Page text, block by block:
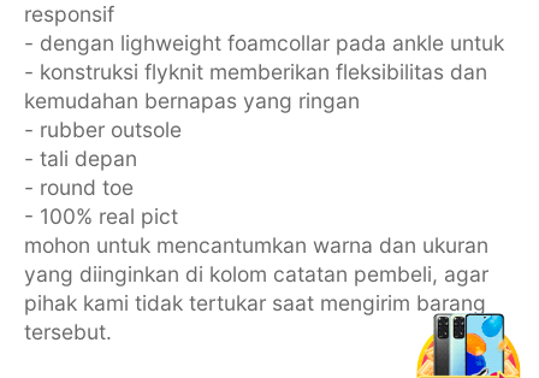
responsif
- dengan lighweight foamcollar pada ankle untuk
- konstruksi flyknit memberikan fleksibilitas dan
kemudahan bernapas yang ringan
- rubber outsole
- tali depan
- round toe
- 100% real pict
mohon untuk mencantumkan warna dan ukuran
yang diinginkan di kolom catatan pembeli, agar
pihak kami tidak tertukar saat mengirim barang
tersebut.